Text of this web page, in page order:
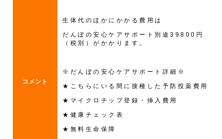
コメント
生体代のほかにかかる費用は
だんぼの安心ケアサポート別途39800円
（税別）がかかります。
※だんぼの安心ケアサポート詳細※
★こちらにいる間に接種した予防投薬費用
★マイクロチップ登録・挿入費用
★健康チェック表
★無料生命保障